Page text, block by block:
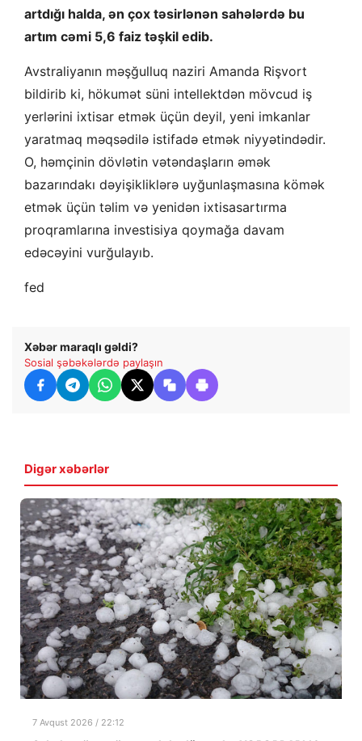
artdığı halda, ən çox təsirlənən sahələrdə bu
artım cəmi 5,6 faiz təşkil edib.
Avstraliyanın məşğulluq naziri Amanda Rişvort
bildirib ki, hökumət süni intellektdən mövcud iş
yerlərini ixtisar etmək üçün deyil, yeni imkanlar
yaratmaq məqsədilə istifadə etmək niyyətindədir.
O, həmçinin dövlətin vətəndaşların əmək
bazarındakı dəyişikliklərə uyğunlaşmasına kömək
etmək üçün təlim və yenidən ixtisasartırma
proqramlarına investisiya qoymağa davam
edəcəyini vurğulayıb.
fed
Xəbər maraqlı gəldi?
Sosial şəbəkələrdə paylaşın
Digər xəbərlər
7 Avqust 2026 / 22:12